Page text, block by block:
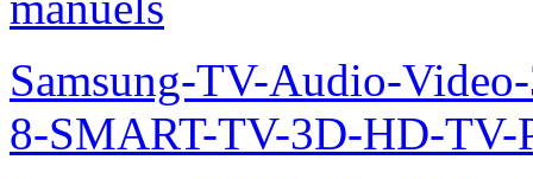
Samsung-TV-Audio-
8-SMART-TV-3D-HD-TV-